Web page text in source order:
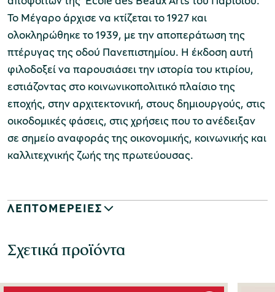
Το Μέγαρο άρχισε να κτίζεται το 1927 και
ολοκληρώθηκε το 1939, με την αποπεράτωση της
πτέρυγας της οδού Πανεπιστημίου. Η έκδοση αυτή
φιλοδοξεί να παρουσιάσει την ιστορία του κτιρίου,
εστιάζοντας στο κοινωνικοπολιτικό πλαίσιο της
εποχής, στην αρχιτεκτονική, στους δημιουργούς, στις
οικοδομικές φάσεις, στις χρήσεις που το ανέδειξαν
σε σημείο αναφοράς της οικονομικής, κοινωνικής και
καλλιτεχνικής ζωής της πρωτεύουσας.
ΛΕΠΤΟΜΕΡΕΙΕΣ
Σχετικά προϊόντα